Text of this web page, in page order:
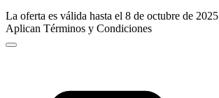
La oferta es válida hasta el 8 de octubre de 2025
Aplican Términos y Condiciones